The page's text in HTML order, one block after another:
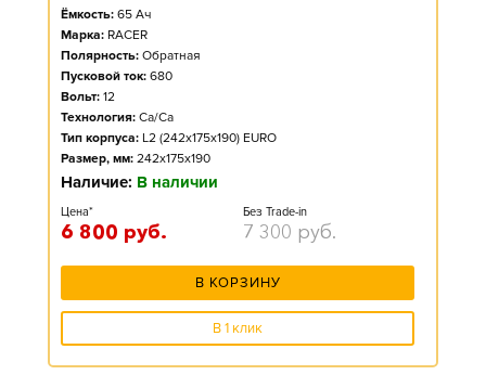
Ёмкость: 65 Ач
Марка: RACER
Полярность: Обратная
Пусковой ток: 680
Вольт: 12
Технология: Ca/Ca
Тип корпуса: L2 (242x175x190) EURO
Размер, мм: 242x175x190
Наличие: В наличии
Цена*
6 800 руб.
Без Trade-in
7 300 руб.
В КОРЗИНУ
В 1 клик